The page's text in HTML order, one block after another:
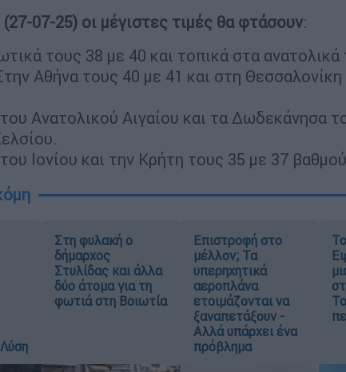
07-25) οι μέγιστες τιμές θα φτάσουν:
τους 38 με 40 και τοπικά στα
Αθήνα τους 40 με 41 και στη
Ανατολικού Αιγαίου και τα Δωδεκάνησα
Ιονίου και την Κρήτη τους 35 με 37
Στη φυλακή ο
δήμαρχος
Στυλίδας και άλλα
δύο άτομα για τη
φωτιά στη Βοιωτία
Επιστροφή στο
μέλλον; Τα
υπερηχητικά
αεροπλάνα
ετοιμάζονται να
ξαναπετάξουν -
Αλλά υπάρχει ένα
πρόβλημα